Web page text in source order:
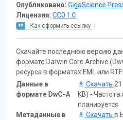
Опубликовано: GigaScience
Лицензия: CC0 1.0
Как оформить ссылку
Скачайте последнюю версию
формате Darwin Core Archive
ресурса в форматах EML или RTF:
Данные в
формате DwC-A
Скачать
KB) -
планируется
Метаданные в
Скачать в